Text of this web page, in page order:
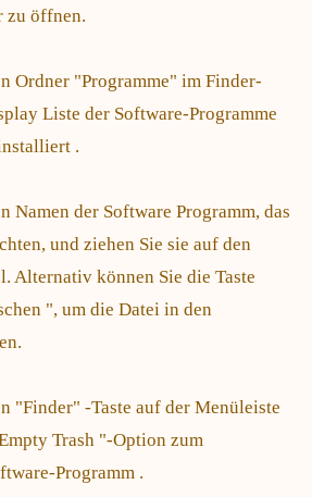
zu öffnen.
Ordner "Programme" im Finder-
Liste der Software-Programme
.
Namen der Software Programm, das
und ziehen Sie sie auf den
Alternativ können Sie die Taste
", um die Datei in den
"Finder" -Taste auf der Menüleiste
Trash "-Option zum
Programm .